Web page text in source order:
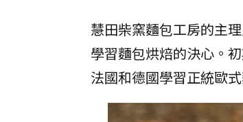
慧田柴窯麵包工房的主
學習麵包烘焙的決心。
法國和德國學習正統歐式